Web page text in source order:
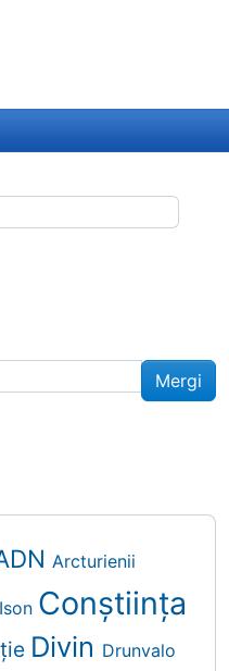
functionality
Find
Arcturienii
Conștiința
Divin Drunvalo